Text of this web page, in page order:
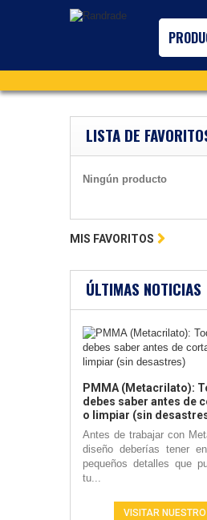
LISTA DE
Ningún producto
MIS FAVORITOS
ÚLTIMAS NOTICIAS
PMMA (Metacrilato):
debes saber antes de
o limpiar (sin
Antes de trabajar con
diseño deberías tener
pequeños detalles que
tu...
VISITAR